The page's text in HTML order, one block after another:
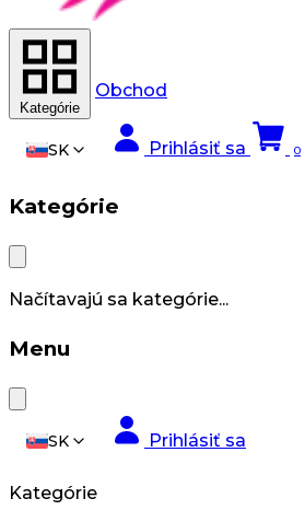
Kategórie
Obchod
SK Prihlásiť sa 0
Kategórie
Načítavajú sa kategórie...
Menu
SK Prihlásiť sa
Kategórie